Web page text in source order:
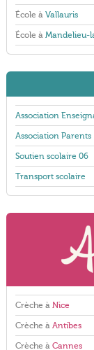
École à Vallauris
École à Mandelieu-
Association
Association Parents
Soutien scolaire 06
Transport scolaire
Crèche à Nice
Crèche à Antibes
Crèche à Cannes